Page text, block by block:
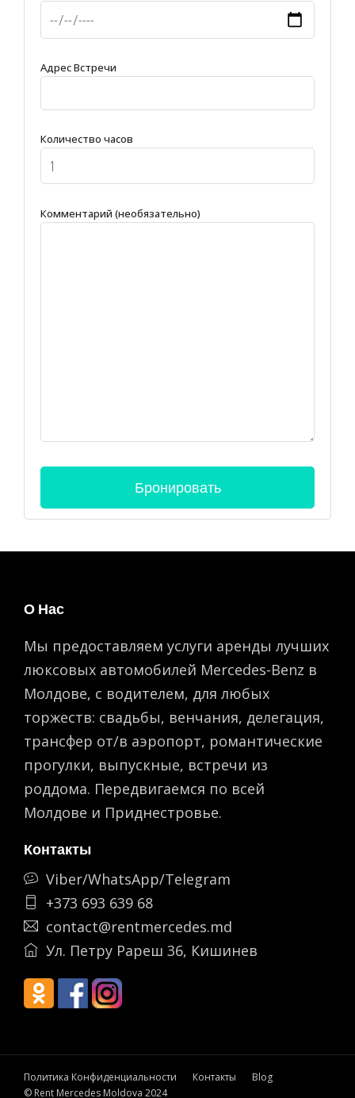
Адрес Встречи
Количество часов
Комментарий (необязательно)
О Нас
Мы предоставляем услуги аренды лучших
люксовых автомобилей Mercedes-Benz в
Молдове, с водителем, для любых
торжеств: свадьбы, венчания, делегация,
трансфер от/в аэропорт, романтическиe
прогулки, выпускные, встречи из
роддома. Передвигаемся по всей
Молдове и Приднестровье.
Контакты
Viber/WhatsApp/Telegram
+373 693 639 68
contact@rentmercedes.md
Ул. Петру Рареш 36, Кишинев
Политика Конфиденциальности Контакты
Blog
© Rent Mercedes Moldova 2024